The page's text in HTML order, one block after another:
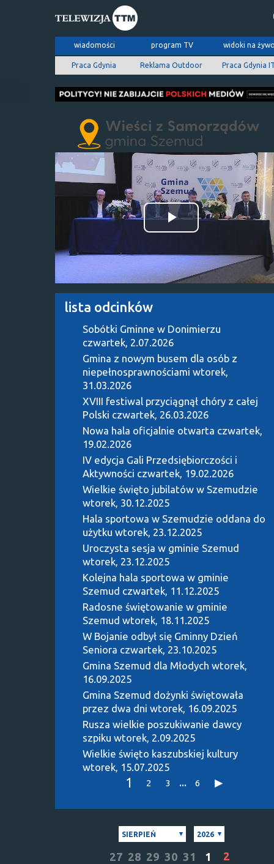
wiadomości program TV widoki na
Praca Gdynia Reklama Outdoor Praca Gdynia
Odtwórz
wideo
lista odcinków
Sobótki Gminne w Donimierzu
czwartek, 2.07.2026
Gmina z nowym busem dla osób z
niepełnosprawnościami wtorek,
31.03.2026
XVIII festiwal przyciągnął chóry z całej
Polski czwartek, 26.03.2026
Nowa hala oficjalnie otwarta czwartek,
19.02.2026
IV edycja Gali Przedsiębiorczości i
Aktywności czwartek, 19.02.2026
Wielkie święto jubilatów w Szemudzie
wtorek, 30.12.2025
Hala sportowa w Szemudzie oddana do
użytku wtorek, 23.12.2025
Uroczysta sesja w gminie Szemud
wtorek, 23.12.2025
Kolejna hala sportowa w gminie
Szemud czwartek, 11.12.2025
Radosne świętowanie w gminie
Szemud wtorek, 18.11.2025
W Bojanie odbył się Gminny Dzień
Seniora czwartek, 23.10.2025
Gmina Szemud dla Młodych wtorek,
16.09.2025
Gmina Szemud dożynki świętowała
przez dwa dni wtorek, 16.09.2025
Rusza wielkie poszukiwanie dawcy
szpiku wtorek, 2.09.2025
Wielkie święto kaszubskiej kultury
wtorek, 15.07.2025
1 2 3 ... 6
SIERPIEŃ 2026
27 28 29 30 31 1
2